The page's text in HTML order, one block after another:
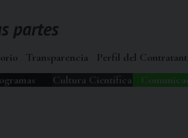
Transparencia Perfil del
Cultura Científica